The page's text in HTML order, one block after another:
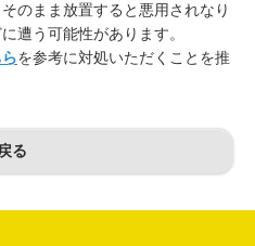
のまま放置すると悪用されなり
遭う可能性があります。
を参考に対処いただくことを推
る